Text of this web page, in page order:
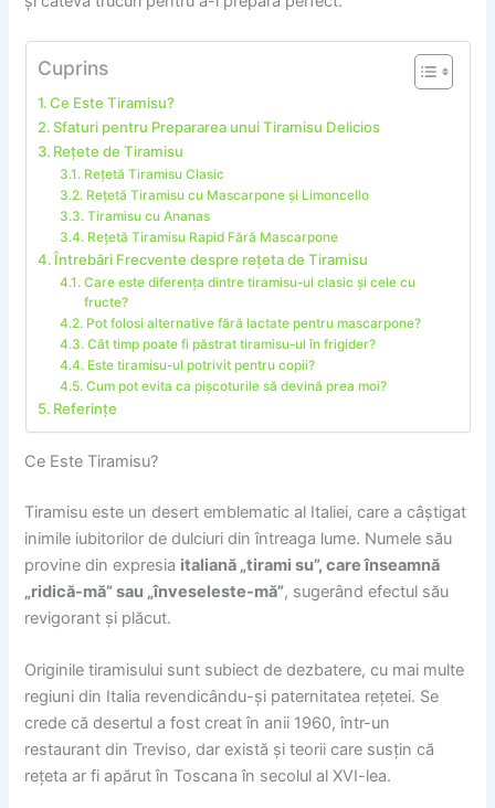
Cuprins
Ce Este Tiramisu?
Sfaturi pentru Prepararea unui Tiramisu Delicios
Rețete de Tiramisu
Rețetă Tiramisu Clasic
Rețetă Tiramisu cu Mascarpone și Limoncello
Tiramisu cu Ananas
Rețetă Tiramisu Rapid Fără Mascarpone
Întrebări Frecvente despre rețeta de Tiramisu
Care este diferența dintre tiramisu-ul clasic și cele cu
fructe?
Pot folosi alternative fără lactate pentru mascarpone?
Cât timp poate fi păstrat tiramisu-ul în frigider?
Este tiramisu-ul potrivit pentru copii?
Cum pot evita ca pișcoturile să devină prea moi?
Referințe
Ce Este Tiramisu?
Tiramisu este un desert emblematic al Italiei, care a câștigat
inimile iubitorilor de dulciuri din întreaga lume. Numele său
provine din expresia italiană „tirami su”, care înseamnă
„ridică-mă” sau „înveseleste-mă”, sugerând efectul său
revigorant și plăcut.
Originile tiramisului sunt subiect de dezbatere, cu mai multe
regiuni din Italia revendicându-și paternitatea rețetei. Se
crede că desertul a fost creat în anii 1960, într-un
restaurant din Treviso, dar există și teorii care susțin că
rețeta ar fi apărut în Toscana în secolul al XVI-lea.